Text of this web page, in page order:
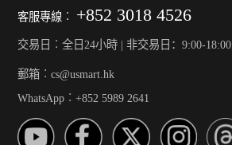
客服專線︰ +852 3018 4526
交易日︰全日24小時 | 非交易日：9:00-18:00
郵箱︰cs@usmart.hk
WhatsApp︰+852 5989 2641